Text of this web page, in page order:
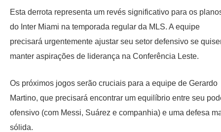
Esta derrota representa um revés significativo para os
do Inter Miami na temporada regular da MLS. A equipe
precisará urgentemente ajustar seu setor defensivo se
manter aspirações de liderança na Conferência Leste.
Os próximos jogos serão cruciais para a equipe de Gerardo
Martino, que precisará encontrar um equilíbrio entre seu
ofensivo (com Messi, Suárez e companhia) e uma defesa
sólida.